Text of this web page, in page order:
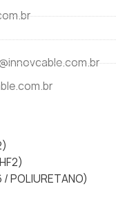
/ POLIURETANO)